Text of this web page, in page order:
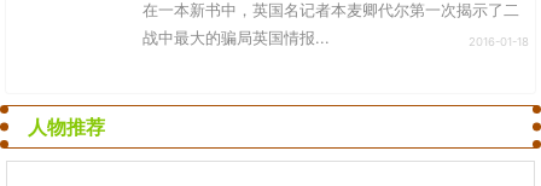
在一本新书中，英国名记者本麦卿代尔第一次揭示了二
战中最大的骗局英国情报...
2016-01-18
人物推荐